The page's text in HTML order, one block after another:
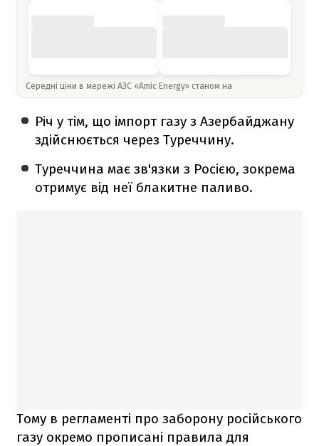
Середні ціни в мережі АЗС «Amic Energy» станом на
Річ у тім, що імпорт газу з Азербайджану
здійснюється через Туреччину.
Туреччина має зв'язки з Росією, зокрема
отримує від неї блакитне паливо.
Тому в регламенті про заборону російського
газу окремо прописані правила для